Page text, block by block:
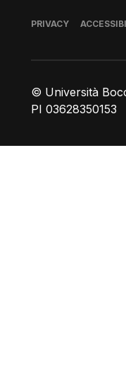
© Università
PI 03628350153
Piè di pagina
PRIVACY